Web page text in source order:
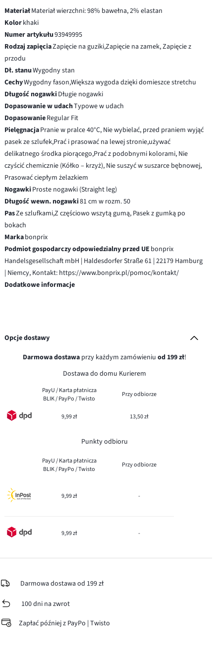
MateriałMateriał wierzchni: 98% bawełna, 2% elastan
Kolorkhaki
Numer artykułu93949995
Rodzaj zapięciaZapięcie na guziki,Zapięcie na zamek, Zapięcie z
przodu
Dł. stanuWygodny stan
CechyWygodny fason,Większa wygoda dzięki domieszce stretchu
Długość nogawki Długie nogawki
Dopasowanie w udachTypowe w udach
DopasowanieRegular Fit
PielęgnacjaPranie w pralce 40°C, Nie wybielać, przed praniem wyjąć
pasek ze szlufek,Prać i prasować na lewej stronie,używać
delikatnego środka piorącego,Prać z podobnymi kolorami, Nie
czyścić chemicznie (Kółko – krzyż), Nie suszyć w suszarce bębnowej,
Prasować ciepłym żelazkiem
Nogawki Proste nogawki (Straight leg)
Długość wewn. nogawki81 cm w rozm. 50
PasZe szlufkami,Z częściowo wszytą gumą, Pasek z gumką po
bokach
Markabonprix
Podmiot gospodarczy odpowiedzialny przed UE bonprix
Handelsgesellschaft mbH | Haldesdorfer Straße 61 | 22179 Hamburg
| Niemcy, Kontakt: https://www.bonprix.pl/pomoc/kontakt/
Dodatkowe informacje
Opcje dostawy
Darmowa dostawaprzy każdym zamówieniu od 199 zł!
Dostawa do domu Kurierem
PayU / Karta płatnicza
BLIK / PayPo / Twisto
Przy odbiorze
9,99 zł 13,50 zł
Punkty odbioru
PayU / Karta płatnicza
BLIK / PayPo / Twisto
Przy odbiorze
9,99 zł -
9,99 zł -
Darmowa dostawa od 199 zł
100 dni na zwrot
Zapłać później z PayPo | Twisto